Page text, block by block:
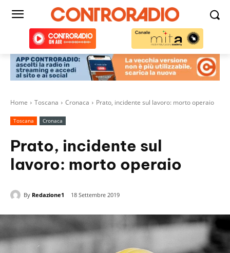
Home Toscana Cronaca Prato, incidente sul lavoro: morto operaio
Toscana Cronaca
Prato, incidente sul
lavoro: morto operaio
By Redazione1 18 Settembre 2019